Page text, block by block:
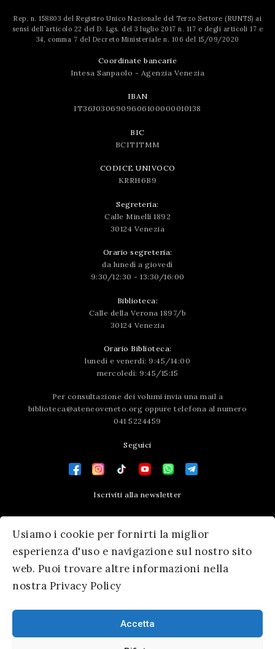
Usiamo i cookie per fornirti la miglior
esperienza d'uso e navigazione sul nostro sito
web. Puoi trovare altre informazioni nella
nostra Privacy Policy
Accetta
Rep. n. 158803 del Registro Unico Nazionale del Terzo Settore (RUNTS) ai
sensi dell’articolo 22 del D. Lgs. del 3 luglio 2017 n. 117 e degli articoli 17 e
34, comma 7 del Decreto Ministeriale n. 106 del 15/09/2020
Coordinate bancarie
Intesa Sanpaolo - Agenzia Venezia
IBAN
IT36J0306909606100000010138
BIC
BCITITMM
CODICE UNIVOCO
KRRH6B9
Segreteria:
Calle Minelli 1892
30124 Venezia
Orario segreteria:
da lunedì a giovedì
9:30/12:30 - 13:30/16:00
Biblioteca:
Calle della Verona 1897/b
30124 Venezia
Orario Biblioteca:
lunedì e venerdì: 9:45/14:00
mercoledì: 9:45/15:15
Per consultazione dei volumi invia una mail a
biblioteca@ateneoveneto.org oppure telefona al numero
041 5224459
Seguici
Iscriviti alla newsletter
Contatti